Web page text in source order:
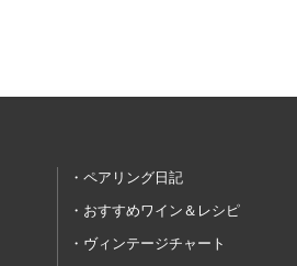
ペアリング日記
おすすめワイン＆レシピ
ヴィンテージチャート